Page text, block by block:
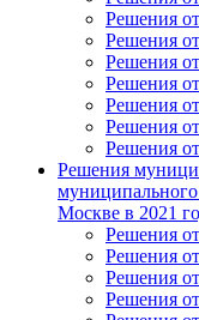
Решения
Решения
Решения
Решения
Решения
Решения
Решения
Решения
Москве в 2021
Решения
Решения
Решения
Решения